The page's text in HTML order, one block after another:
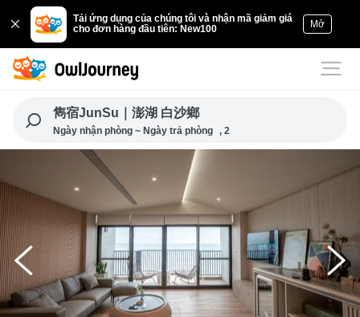
Tải ứng dụng của chúng tôi và nhận mã giảm giá
cho đơn hàng đầu tiên: New100
Mở
雋宿JunSu｜澎湖 白沙鄉
Ngày nhận phòng ~ Ngày trả phòng , 2